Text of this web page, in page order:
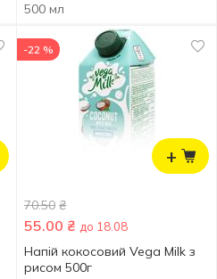
500 мл
+
-22 %
70.50 ₴
55.00 ₴ до 18.08
Напій кокосовий Vega Milk з
рисом 500г